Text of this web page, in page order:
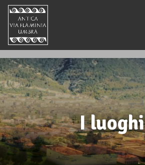
I luoghi